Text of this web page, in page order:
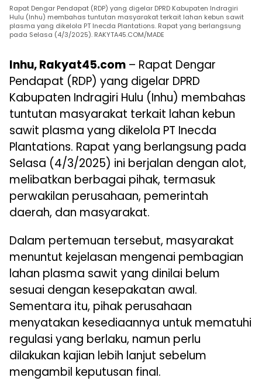
Rapat Dengar Pendapat (RDP) yang digelar DPRD Kabupaten Indragiri
Hulu (Inhu) membahas tuntutan masyarakat terkait lahan kebun sawit
plasma yang dikelola PT Inecda Plantations. Rapat yang berlangsung
pada Selasa (4/3/2025). RAKYTA45.COM/MADE
Inhu, Rakyat45.com – Rapat Dengar
Pendapat (RDP) yang digelar DPRD
Kabupaten Indragiri Hulu (Inhu) membahas
tuntutan masyarakat terkait lahan kebun
sawit plasma yang dikelola PT Inecda
Plantations. Rapat yang berlangsung pada
Selasa (4/3/2025) ini berjalan dengan alot,
melibatkan berbagai pihak, termasuk
perwakilan perusahaan, pemerintah
daerah, dan masyarakat.
Dalam pertemuan tersebut, masyarakat
menuntut kejelasan mengenai pembagian
lahan plasma sawit yang dinilai belum
sesuai dengan kesepakatan awal.
Sementara itu, pihak perusahaan
menyatakan kesediaannya untuk mematuhi
regulasi yang berlaku, namun perlu
dilakukan kajian lebih lanjut sebelum
mengambil keputusan final.